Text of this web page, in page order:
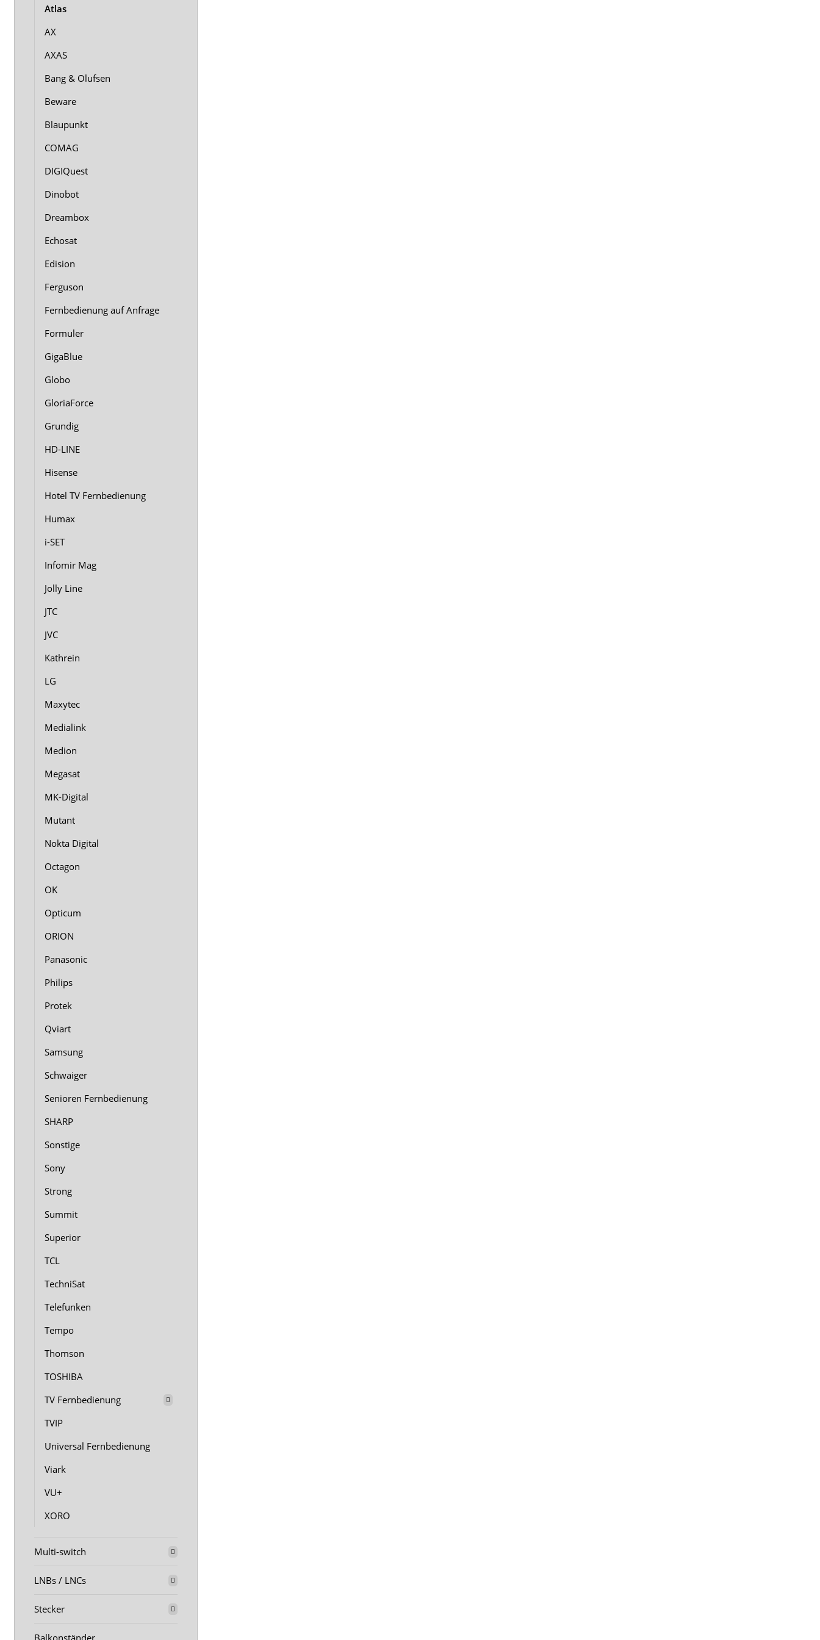
Atlas
AX
AXAS
Bang & Olufsen
Beware
Blaupunkt
COMAG
DIGIQuest
Dinobot
Dreambox
Echosat
Edision
Ferguson
Fernbedienung auf Anfrage
Formuler
GigaBlue
Globo
GloriaForce
Grundig
HD-LINE
Hisense
Hotel TV Fernbedienung
Humax
i-SET
Infomir Mag
Jolly Line
JTC
JVC
Kathrein
LG
Maxytec
Medialink
Medion
Megasat
MK-Digital
Mutant
Nokta Digital
Octagon
OK
Opticum
ORION
Panasonic
Philips
Protek
Qviart
Samsung
Schwaiger
Senioren Fernbedienung
SHARP
Sonstige
Sony
Strong
Summit
Superior
TCL
TechniSat
Telefunken
Tempo
Thomson
TOSHIBA
TV Fernbedienung
TVIP
Universal Fernbedienung
Viark
VU+
XORO
Multi-switch
LNBs / LNCs
Stecker
Balkonständer